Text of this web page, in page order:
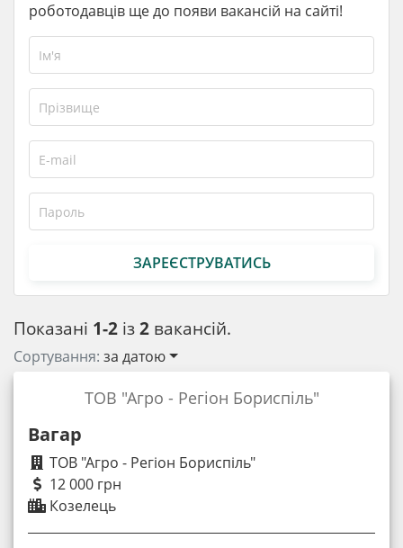
Показані 1-2 із2 вакансій.
Сортування: за датою
Вагар
ТОВ "Агро - Регіон Бориспіль"
12 000 грн
Козелець
ТОВ "Агро - Регіон Бориспіль"
роботодавців ще до появи вакансій на сайті!
ЗАРЕЄСТРУВАТИСЬ